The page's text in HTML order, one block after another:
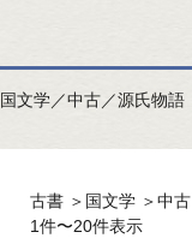
国文学／中古／源氏物語
古書 ＞ 国文学 ＞中古
1件〜20件表示